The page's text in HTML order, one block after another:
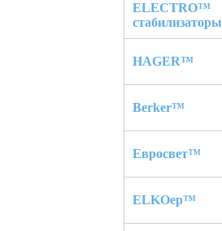
ELECTRO™
стабилизаторы
HAGER™
Berker™
Евросвет™
ELKOep™